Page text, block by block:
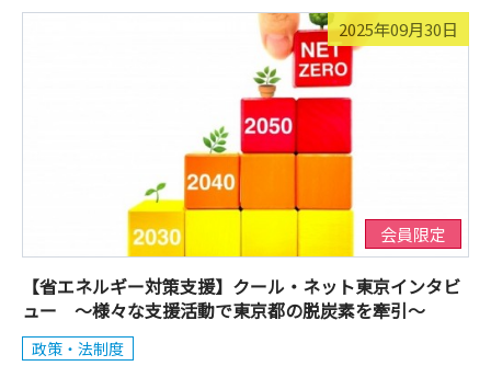
2025年09月30日
会員限定
【省エネルギー対策支援】クール・ネット東京インタビ
ュー ～様々な支援活動で東京都の脱炭素を牽引～
政策・法制度